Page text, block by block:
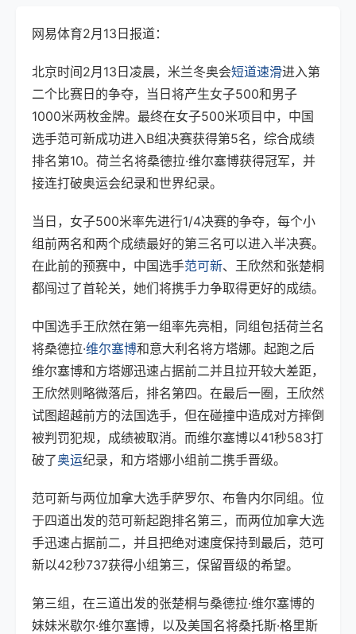
网易体育2月13日报道：
北京时间2月13日凌晨，米兰冬奥会短道速滑进入第
二个比赛日的争夺，当日将产生女子500和男子
1000米两枚金牌。最终在女子500米项目中，中国
选手范可新成功进入B组决赛获得第5名，综合成绩
排名第10。荷兰名将桑德拉·维尔塞博获得冠军，并
接连打破奥运会纪录和世界纪录。
当日，女子500米率先进行1/4决赛的争夺，每个小
组前两名和两个成绩最好的第三名可以进入半决赛。
在此前的预赛中，中国选手范可新、王欣然和张楚桐
都闯过了首轮关，她们将携手力争取得更好的成绩。
中国选手王欣然在第一组率先亮相，同组包括荷兰名
将桑德拉·维尔塞博和意大利名将方塔娜。起跑之后
维尔塞博和方塔娜迅速占据前二并且拉开较大差距，
王欣然则略微落后，排名第四。在最后一圈，王欣然
试图超越前方的法国选手，但在碰撞中造成对方摔倒
被判罚犯规，成绩被取消。而维尔塞博以41秒583打
破了奥运纪录，和方塔娜小组前二携手晋级。
范可新与两位加拿大选手萨罗尔、布鲁内尔同组。位
于四道出发的范可新起跑排名第三，而两位加拿大选
手迅速占据前二，并且把绝对速度保持到最后，范可
新以42秒737获得小组第三，保留晋级的希望。
第三组，在三道出发的张楚桐与桑德拉·维尔塞博的
妹妹米歇尔·维尔塞博，以及美国名将桑托斯·格里斯